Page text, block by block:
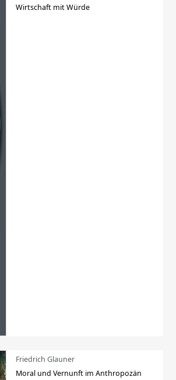
Wirtschaft mit Würde
Friedrich Glauner
Moral und Vernunft im Anthropozän